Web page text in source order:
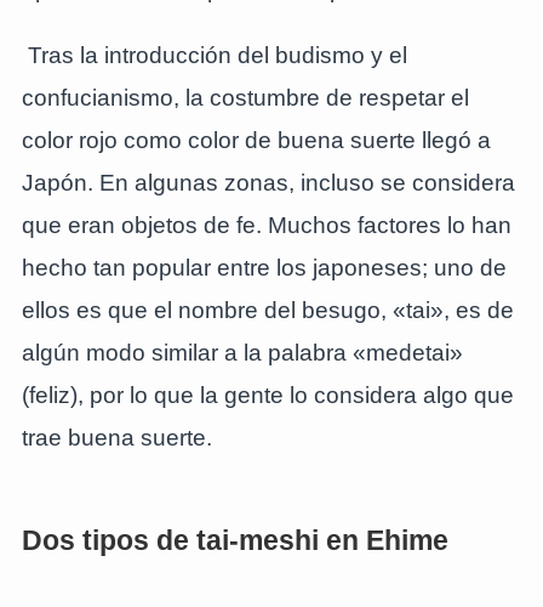
Tras la introducción del budismo y el
confucianismo, la costumbre de respetar el
color rojo como color de buena suerte llegó a
Japón. En algunas zonas, incluso se considera
que eran objetos de fe. Muchos factores lo han
hecho tan popular entre los japoneses; uno de
ellos es que el nombre del besugo, «tai», es de
algún modo similar a la palabra «medetai»
(feliz), por lo que la gente lo considera algo que
trae buena suerte.
Dos tipos de tai-meshi en Ehime